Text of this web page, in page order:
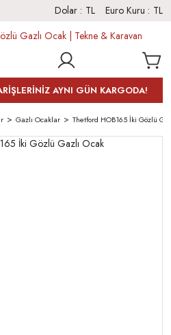
Dolar : TL Euro Kuru : TL
AYNI GÜN KARGODA!
Gazlı Ocaklar Thetford HOB165 İki Gözlü